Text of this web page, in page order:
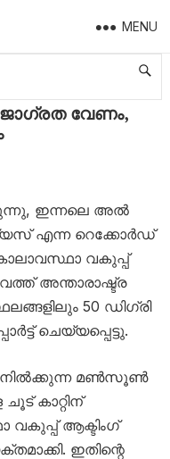
MENU
വേണം,
ഇന്നലെ അൽ
എന്ന റെക്കോർഡ്
വകുപ്പ്
അന്താരാഷ്ട്ര
50 ഡിഗ്രി
ചെയ്യപ്പെട്ടു.
മൺസൂൺ
കാറ്റിന്
വകുപ്പ് ആക്ടിംഗ്
ഇതിന്റെ